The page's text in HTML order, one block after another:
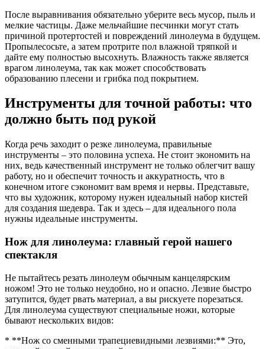
После выравнивания обязательно уберите весь мусор, пыль и
мелкие частицы. Даже мельчайшие песчинки могут стать
причиной протертостей и повреждений линолеума в будущем.
Пропылесосьте, а затем протрите пол влажной тряпкой и
дайте ему полностью высохнуть. Влажность также является
врагом линолеума, так как может способствовать
образованию плесени и грибка под покрытием.
Инструменты для точной работы: что
должно быть под рукой
Когда речь заходит о резке линолеума, правильные
инструменты – это половина успеха. Не стоит экономить на
них, ведь качественный инструмент не только облегчит вашу
работу, но и обеспечит точность и аккуратность, что в
конечном итоге сэкономит вам время и нервы. Представьте,
что вы художник, которому нужен идеальный набор кистей
для создания шедевра. Так и здесь – для идеального пола
нужны идеальные инструменты.
Нож для линолеума: главный герой нашего
спектакля
Не пытайтесь резать линолеум обычным канцелярским
ножом! Это не только неудобно, но и опасно. Лезвие быстро
затупится, будет рвать материал, а вы рискуете порезаться.
Для линолеума существуют специальные ножи, которые
бывают нескольких видов:
* **Нож со сменными трапециевидными лезвиями:** Это,